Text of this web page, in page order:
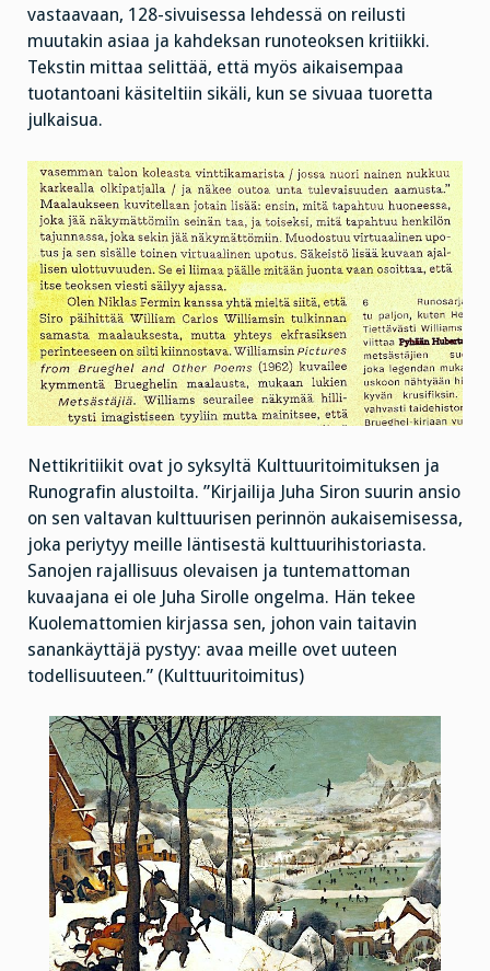
vastaavaan, 128-sivuisessa lehdessä on reilusti
muutakin asiaa ja kahdeksan runoteoksen kritiikki.
Tekstin mittaa selittää, että myös aikaisempaa
tuotantoani käsiteltiin sikäli, kun se sivuaa tuoretta
julkaisua.
Nettikritiikit ovat jo syksyltä Kulttuuritoimituksen ja
Runografin alustoilta. ”Kirjailija Juha Siron suurin ansio
on sen valtavan kulttuurisen perinnön aukaisemisessa,
joka periytyy meille läntisestä kulttuurihistoriasta.
Sanojen rajallisuus olevaisen ja tuntemattoman
kuvaajana ei ole Juha Sirolle ongelma. Hän tekee
Kuolemattomien kirjassa sen, johon vain taitavin
sanankäyttäjä pystyy: avaa meille ovet uuteen
todellisuuteen.” (Kulttuuritoimitus)